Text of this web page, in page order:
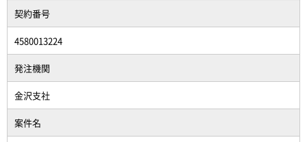
契約番号
4580013224
発注機関
金沢支社
案件名